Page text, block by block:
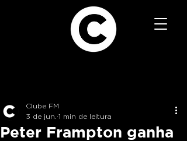
Peter Frampton ganha
Clube FM
3 de jun. 1 min de leitura